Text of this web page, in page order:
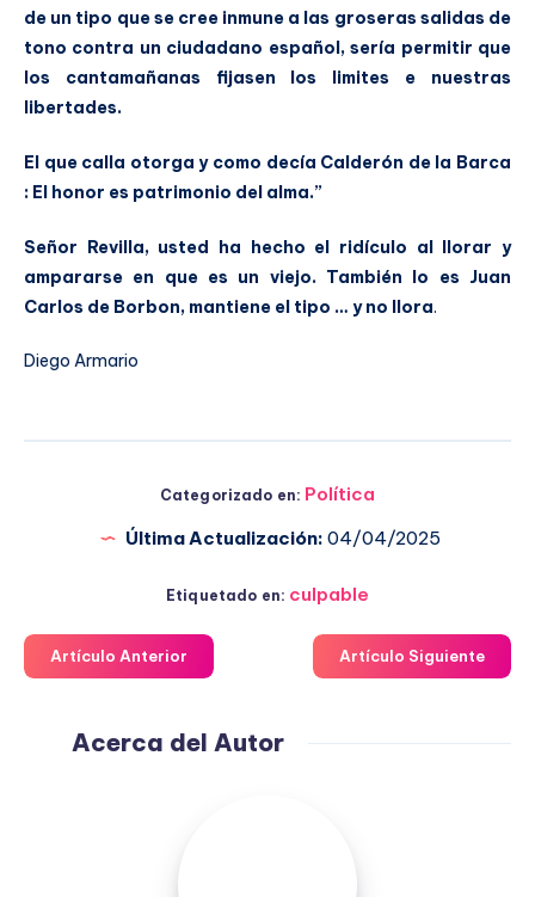
de un tipo que se cree inmune a las groseras salidas de
tono contra un ciudadano español, sería permitir que
los cantamañanas fijasen los limites e nuestras
libertades.
El que calla otorga y como decía Calderón de la Barca
: El honor es patrimonio del alma.”
Señor Revilla, usted ha hecho el ridículo al llorar y
ampararse en que es un viejo. También lo es Juan
Carlos de Borbon, mantiene el tipo … y no llora.
Diego Armario
Categorizado en: Política
Última Actualización: 04/04/2025
Etiquetado en: culpable
Artículo Anterior Artículo Siguiente
Acerca del Autor